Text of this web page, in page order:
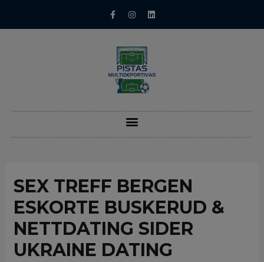
SEX TREFF BERGEN
ESKORTE BUSKERUD &
NETTDATING SIDER
UKRAINE DATING